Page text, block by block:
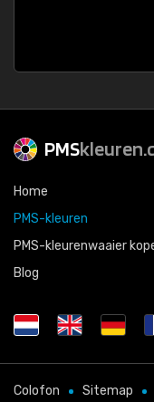
PMS
Home
PMS-kleuren
PMS-kleurenwaaier
Blog
Colofon Sitemap